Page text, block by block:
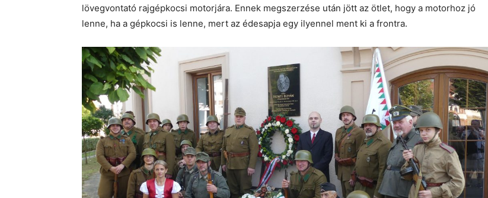
lövegvontató rajgépkocsi motorjára. Ennek megszerzése után jött az ötlet, hogy a motorhoz jó
lenne, ha a gépkocsi is lenne, mert az édesapja egy ilyennel ment ki a frontra.